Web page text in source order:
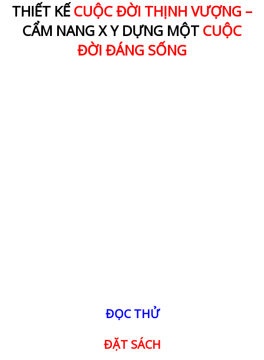
THIẾT KẾ CUỘC ĐỜI THỊNH VƯỢNG –
CẨM NANG X Y DỰNG MỘT CUỘC
ĐỜI ĐÁNG SỐNG
ĐỌC THỬ
ĐẶT SÁCH